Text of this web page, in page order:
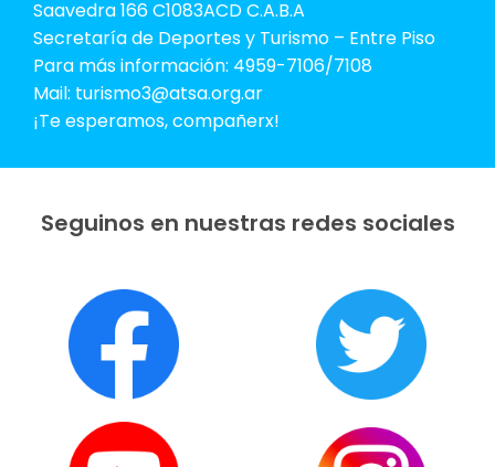
Saavedra 166 C1083ACD C.A.B.A
Secretaría de Deportes y Turismo – Entre Piso
Para más información: 4959-7106/7108
Mail: turismo3@atsa.org.ar
¡Te esperamos, compañerx!
Seguinos en nuestras redes sociales